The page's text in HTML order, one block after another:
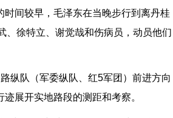
间较早，毛泽东在当晚步行到离丹桂
、徐特立、谢觉哉和伤病员，动员他们
纵队（军委纵队、红5军团）前进方向
展开实地路段的测距和考察。